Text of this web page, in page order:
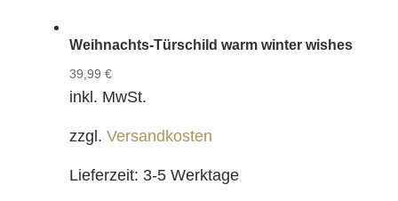
Weihnachts-Türschild warm winter wishes
39,99 €
inkl. MwSt.
zzgl. Versandkosten
Lieferzeit: 3-5 Werktage